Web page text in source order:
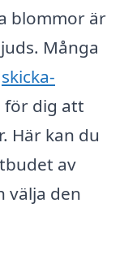
blommor är
Många
skicka-
för dig att
Här kan du
av
välja den